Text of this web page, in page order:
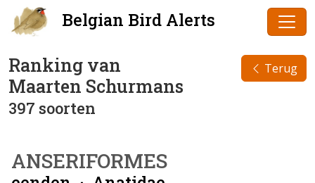
Belgian Bird Alerts
Ranking van
Maarten Schurmans
397 soorten
Terug
ANSERIFORMES